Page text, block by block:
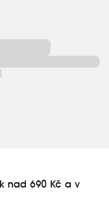
původu.
nad 690 Kč a v